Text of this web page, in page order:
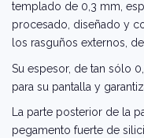
templado de 0,3 mm,
procesado, diseñado y
los rasguños externos,
Su espesor, de tan sólo
para su pantalla y
La parte posterior de la
pegamento fuerte de